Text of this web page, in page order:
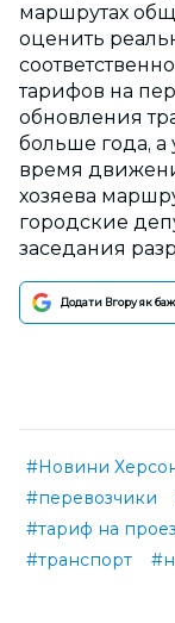
маршрутах
оценить
тарифов на
обновления
больше года,
время
хозяева
городские
заседания
Додати Вгору як
#Новини
#перевозчики
#тариф на
#транспорт